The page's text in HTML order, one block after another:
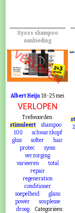
Syoss shampoo
aanbieding
VERLOPEN
Albert Heijn18-25 mei
VERLOPEN
Trefwoorden:
stimuleert
shampoo
100
schwarzkopf
gliss
softer
hair
protec
syoss
verzorging
varieeren
total
repair
regeneration
conditioner
soepelheid
glans
power
souplesse
droog
Categoriëen: